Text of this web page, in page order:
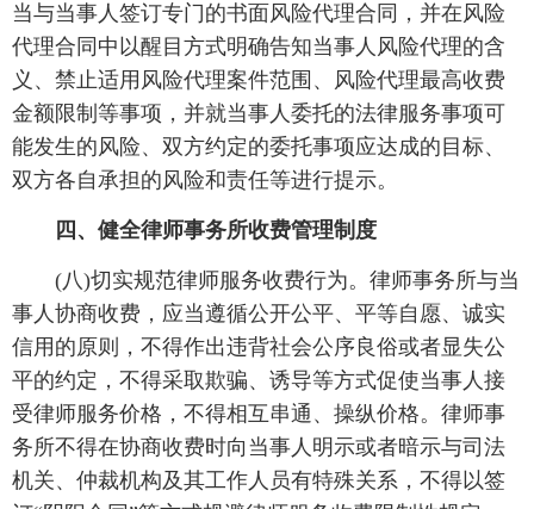
当与当事人签订专门的书面风险代理合同，并在风险
代理合同中以醒目方式明确告知当事人风险代理的含
义、禁止适用风险代理案件范围、风险代理最高收费
金额限制等事项，并就当事人委托的法律服务事项可
能发生的风险、双方约定的委托事项应达成的目标、
双方各自承担的风险和责任等进行提示。
四、健全律师事务所收费管理制度
(八)切实规范律师服务收费行为。律师事务所与当
事人协商收费，应当遵循公开公平、平等自愿、诚实
信用的原则，不得作出违背社会公序良俗或者显失公
平的约定，不得采取欺骗、诱导等方式促使当事人接
受律师服务价格，不得相互串通、操纵价格。律师事
务所不得在协商收费时向当事人明示或者暗示与司法
机关、仲裁机构及其工作人员有特殊关系，不得以签